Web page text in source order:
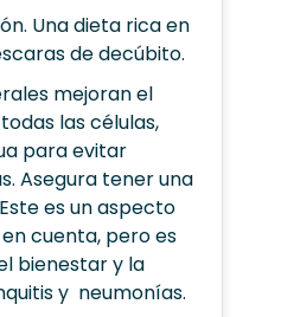
Una dieta rica en
de decúbito.
mejoran el
las células,
para evitar
Asegura tener una
es un aspecto
cuenta, pero es
bienestar y la
y neumonías.